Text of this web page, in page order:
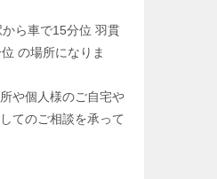
ら車で15分位 羽貫
の場所になりま
や個人様のご自宅や
てのご相談を承って